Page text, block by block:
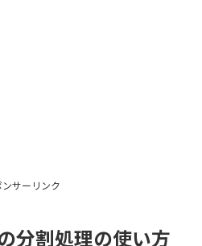
ンサーリンク
割処理の使い方